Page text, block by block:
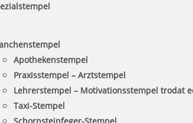
Apothekenstempel
Praxisstempel – Arztstempel
Lehrerstempel – Motivationsstempel trodat
Taxi-Stempel